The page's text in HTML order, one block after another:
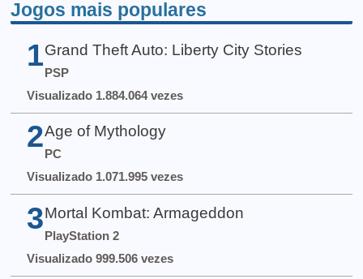
Jogos mais populares
1 Grand Theft Auto: Liberty City Stories
PSP
Visualizado 1.884.064 vezes
2 Age of Mythology
PC
Visualizado 1.071.995 vezes
3 Mortal Kombat: Armageddon
PlayStation 2
Visualizado 999.506 vezes